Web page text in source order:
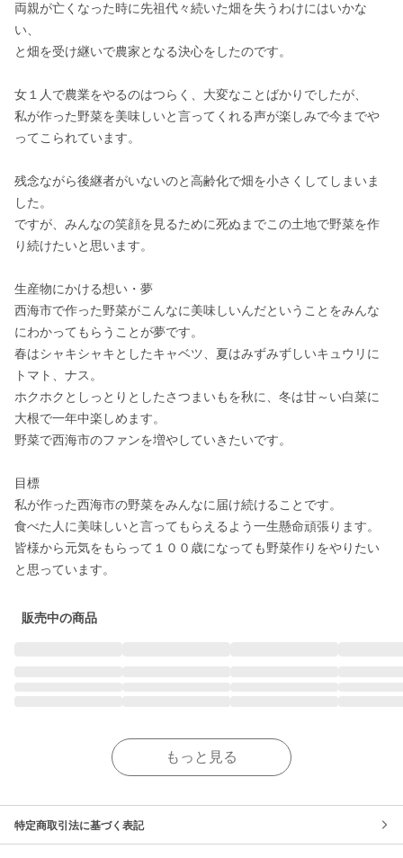
両親が亡くなった時に先祖代々続いた畑を失うわけにはいかな
い、
と畑を受け継いで農家となる決心をしたのです。
女１人で農業をやるのはつらく、大変なことばかりでしたが、
私が作った野菜を美味しいと言ってくれる声が楽しみで今までや
ってこられています。
残念ながら後継者がいないのと高齢化で畑を小さくしてしまいま
した。
ですが、みんなの笑顔を見るために死ぬまでこの土地で野菜を作
り続けたいと思います。
生産物にかける想い・夢
西海市で作った野菜がこんなに美味しいんだということをみんな
にわかってもらうことが夢です。
春はシャキシャキとしたキャベツ、夏はみずみずしいキュウリに
トマト、ナス。
ホクホクとしっとりとしたさつまいもを秋に、冬は甘～い白菜に
大根で一年中楽しめます。
野菜で西海市のファンを増やしていきたいです。
目標
私が作った西海市の野菜をみんなに届け続けることです。
食べた人に美味しいと言ってもらえるよう一生懸命頑張ります。
皆様から元気をもらって１００歳になっても野菜作りをやりたい
と思っています。
販売中の商品
もっと見る
特定商取引法に基づく表記